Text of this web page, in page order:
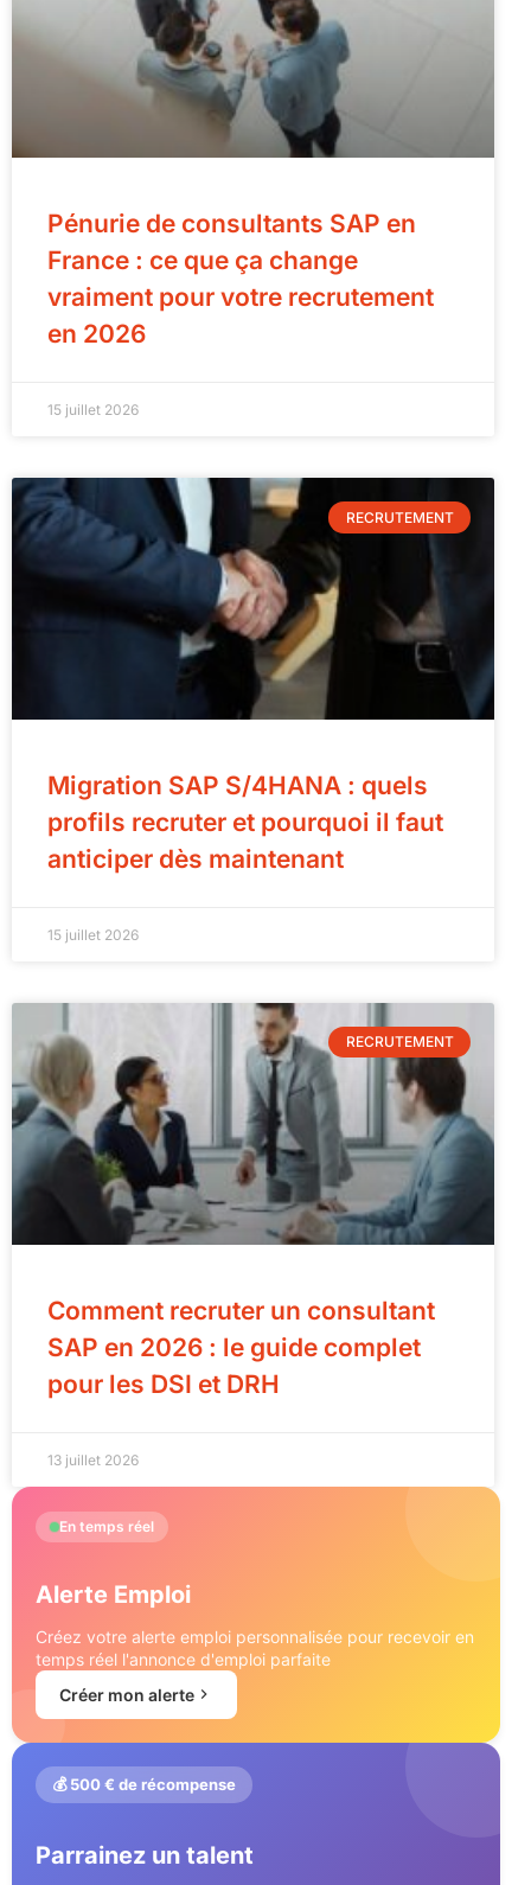
Pénurie de consultants SAP en
France : ce que ça change
vraiment pour votre recrutement
en 2026
15 juillet 2026
RECRUTEMENT
Migration SAP S/4HANA : quels
profils recruter et pourquoi il faut
anticiper dès maintenant
15 juillet 2026
RECRUTEMENT
Comment recruter un consultant
SAP en 2026 : le guide complet
pour les DSI et DRH
13 juillet 2026
En temps réel
Alerte Emploi
Créez votre alerte emploi personnalisée pour recevoir en
temps réel l'annonce d'emploi parfaite
Créer mon alerte
💰 500 € de récompense
Parrainez un talent